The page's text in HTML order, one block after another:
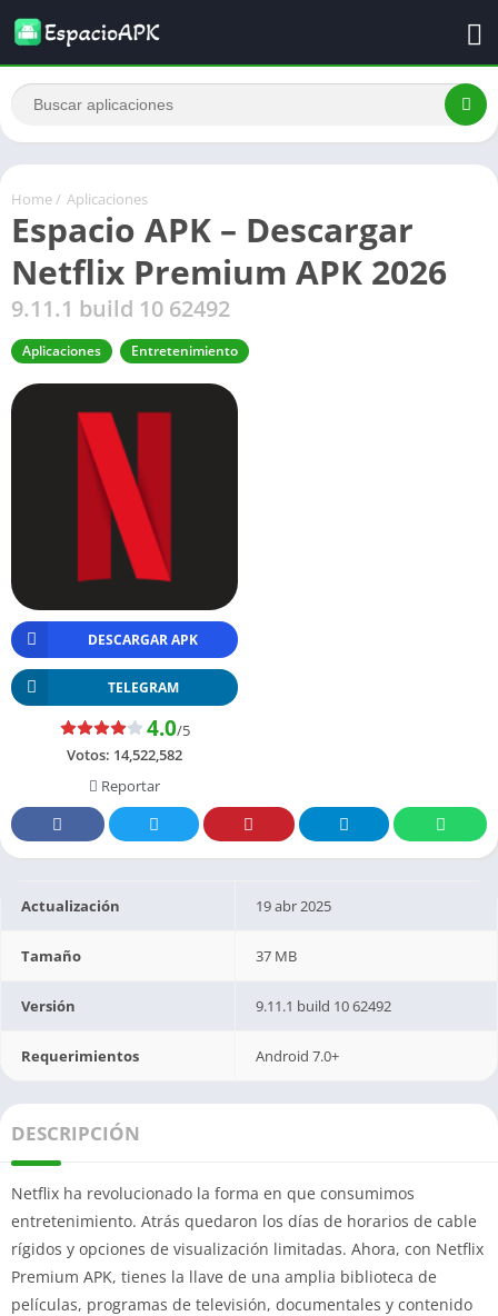
Home / Aplicaciones
Espacio APK – Descargar
Netflix Premium APK 2026
9.11.1 build 10 62492
Aplicaciones Entretenimiento
DESCARGAR APK
TELEGRAM
4.0/5
Votos: 14,522,582
Reportar
Actualización 19 abr 2025
Tamaño 37 MB
Versión 9.11.1 build 10 62492
Requerimientos Android 7.0+
DESCRIPCIÓN
Netflix ha revolucionado la forma en que consumimos
entretenimiento. Atrás quedaron los días de horarios de cable
rígidos y opciones de visualización limitadas. Ahora, con Netflix
Premium APK, tienes la llave de una amplia biblioteca de
películas, programas de televisión, documentales y contenido